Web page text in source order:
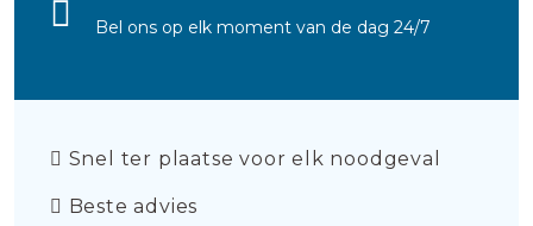
Bel ons op elk moment van de dag 24/7
Snel ter plaatse voor elk noodgeval
Beste advies